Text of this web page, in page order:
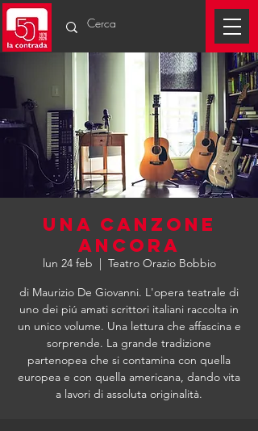
Una Canzone
Ancora
lun 24 feb
  |
Teatro Orazio Bobbio
di Maurizio De Giovanni. L'opera teatrale di
uno dei piú amati scrittori italiani raccolta in
un unico volume. Una lettura che affascina e
sorprende. La grande tradizione
partenopea che si contamina con quella
europea e con quella americana, dando vita
a lavori di assoluta originalità.